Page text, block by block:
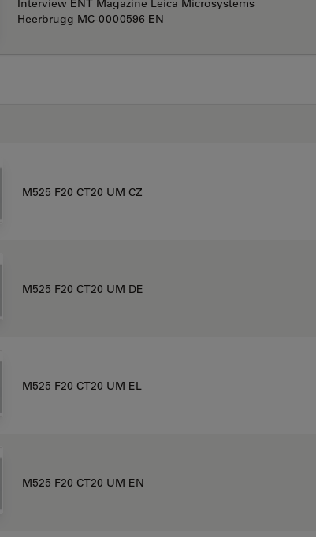
Heerbrugg MC-0000596 EN
M525 F20 CT20 UM CZ
M525 F20 CT20 UM DE
M525 F20 CT20 UM EL
M525 F20 CT20 UM EN